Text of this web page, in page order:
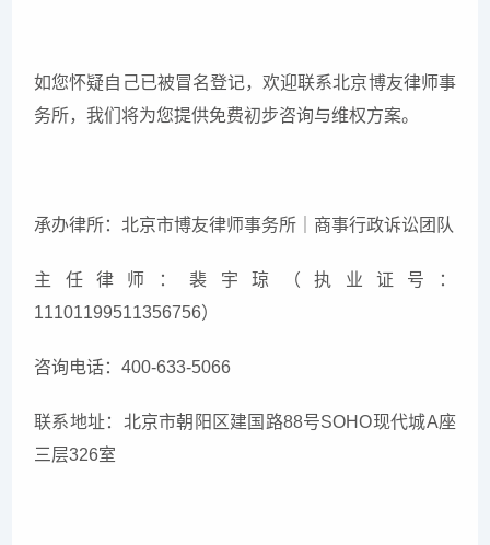
如您怀疑自己已被冒名登记，欢迎联系北京博友律师事
务所，我们将为您提供免费初步咨询与维权方案。
承办律所：北京市博友律师事务所｜商事行政诉讼团队
主任律师：裴宇琼（执业证号：
11101199511356756）
咨询电话：400-633-5066
联系地址：北京市朝阳区建国路88号SOHO现代城A座
三层326室